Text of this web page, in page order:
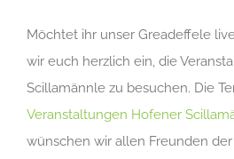
Möchtet ihr unser Greadeffele
wir euch herzlich ein, die
Scillamännle zu besuchen. Die
Veranstaltungen Hofener
wünschen wir allen Freunden